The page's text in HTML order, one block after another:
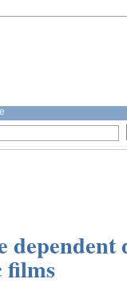
films